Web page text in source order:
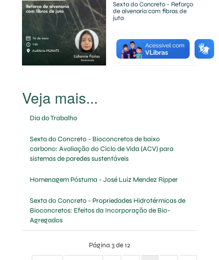
Sexta do Concreto - Reforço
de alvenaria com fibras de
juta
Dia do Trabalho
Sexta do Concreto - Bioconcretos de baixo
carbono: Avaliação do Ciclo de Vida (ACV) para
sistemas de paredes sustentáveis
Homenagem Póstuma - José Luiz Mendez Ripper
Sexta do Concreto - Propriedades Hidrotérmicas de
Bioconcretos: Efeitos da Incorporação de Bio-
Agregados
Página 3 de 12